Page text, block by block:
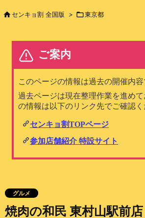
センキョ割 全国版 > 東京都
グルメ
焼肉の和民 東村山駅前店